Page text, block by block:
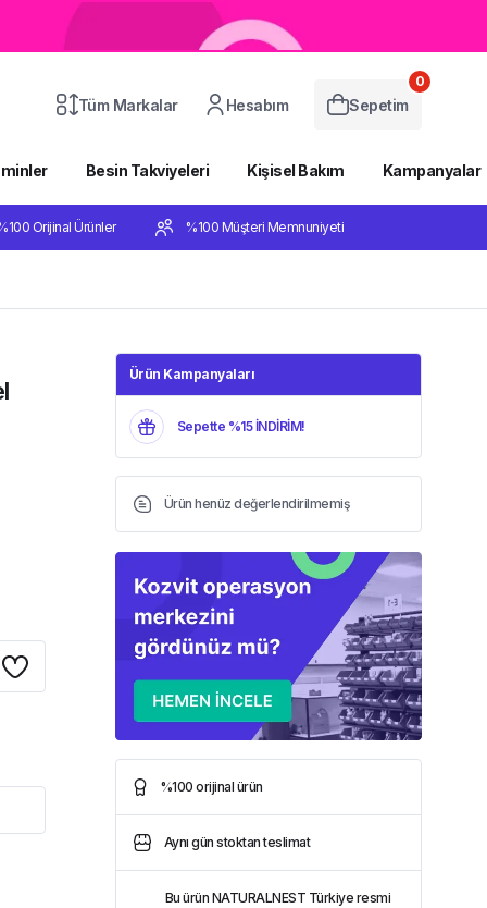
Tüm Markalar Hesabım Sepetim
0
Besin Takviyeleri Kişisel Bakım Kampanyalar
Orijinal Ürünler %100 Müşteri Memnuniyeti
Ürün Kampanyaları
Sepette %15 İNDİRİM!
Ürün henüz değerlendirilmemiş
%100 orijinal ürün
Aynı gün stoktan teslimat
Bu ürün NATURALNEST Türkiye resmi